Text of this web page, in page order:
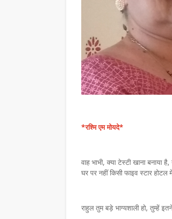
*रश्मि एम मोयदे*
वाह भाभी, क्या टेस्टी खाना
घर पर नहीं किसी फाइव स्टार होटल
राहुल तुम बड़े भाग्यशाली हो, तुम्हें